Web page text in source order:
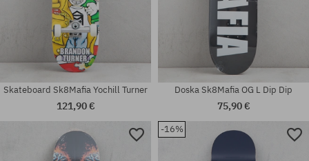
Dostupné veľkosti:
Dostupné veľkosti:
Skateboard Sk8Mafia Yochill Turner
121,90 €
Doska Sk8Mafia OG L Dip Dip
75,90 €
-16%